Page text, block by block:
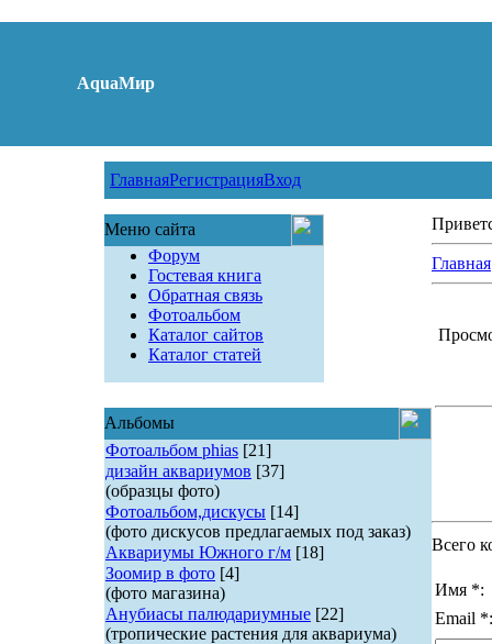
AquaМир
ГлавнаяРегистрацияВход
Меню сайта
Форум
Гостевая книга
Обратная связь
Фотоальбом
Каталог сайтов
Каталог статей
Альбомы
Фотоальбом phias [21]
дизайн аквариумов [37]
(образцы фото)
Фотоальбом,дискусы [14]
(фото дискусов предлагаемых под заказ)
Аквариумы Южного г/м [18]
Зоомир в фото [4]
(фото магазина)
Анубиасы палюдариумные [22]
(тропические растения для аквариума)
Главная
Всего
Имя *:
Email *: